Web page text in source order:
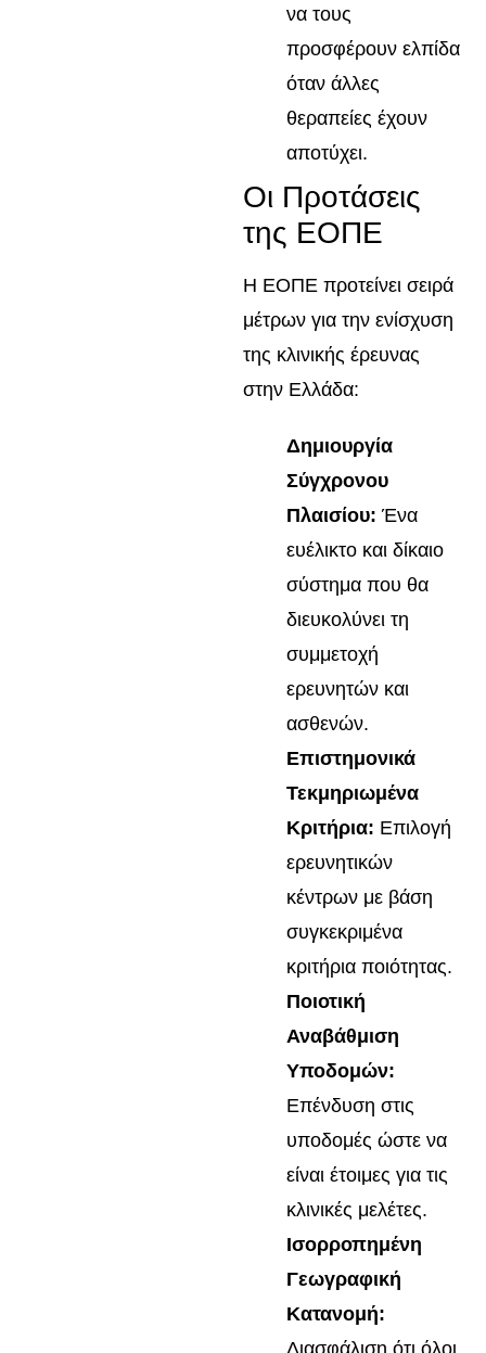
να τους
προσφέρουν ελπίδα
όταν άλλες
θεραπείες έχουν
αποτύχει.
Οι Προτάσεις
της ΕΟΠΕ
Η ΕΟΠΕ προτείνει σειρά
μέτρων για την ενίσχυση
της κλινικής έρευνας
στην Ελλάδα:
Δημιουργία
Σύγχρονου
Πλαισίου: Ένα
ευέλικτο και δίκαιο
σύστημα που θα
διευκολύνει τη
συμμετοχή
ερευνητών και
ασθενών.
Επιστημονικά
Τεκμηριωμένα
Κριτήρια: Επιλογή
ερευνητικών
κέντρων με βάση
συγκεκριμένα
κριτήρια ποιότητας.
Ποιοτική
Αναβάθμιση
Υποδομών:
Επένδυση στις
υποδομές ώστε να
είναι έτοιμες για τις
κλινικές μελέτες.
Ισορροπημένη
Γεωγραφική
Κατανομή:
Διασφάλιση ότι όλοι